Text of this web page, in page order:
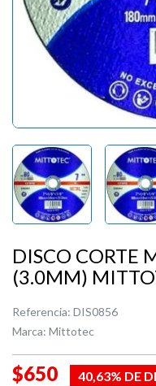
DISCO CORTE
(3.0MM)
Referencia: DIS0856
Marca: Mittotec
$650
40,63% DE